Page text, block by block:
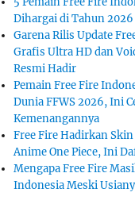
Dihargai di Tahun 2026
Garena Rilis Update
Grafis Ultra HD dan
Resmi Hadir
Pemain Free Fire
Dunia FFWS 2026, Ini
Kemenangannya
Free Fire Hadirkan
Anime One Piece, Ini
Mengapa Free Fire
Indonesia Meski